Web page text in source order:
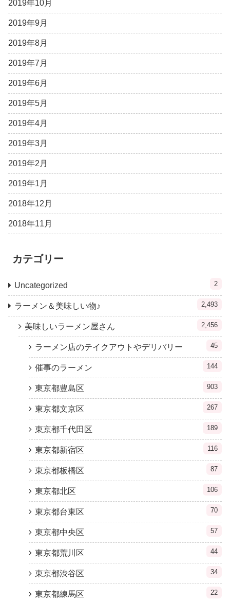
2019年10月
2019年9月
2019年8月
2019年7月
2019年6月
2019年5月
2019年4月
2019年3月
2019年2月
2019年1月
2018年12月
2018年11月
カテゴリー
Uncategorized 2
ラーメン＆美味しい物♪ 2,493
美味しいラーメン屋さん 2,456
ラーメン店のテイクアウトやデリバリー 45
催事のラーメン 144
東京都豊島区 903
東京都文京区 267
東京都千代田区 189
東京都新宿区 116
東京都板橋区 87
東京都北区 106
東京都台東区 70
東京都中央区 57
東京都荒川区 44
東京都渋谷区 34
東京都練馬区 22